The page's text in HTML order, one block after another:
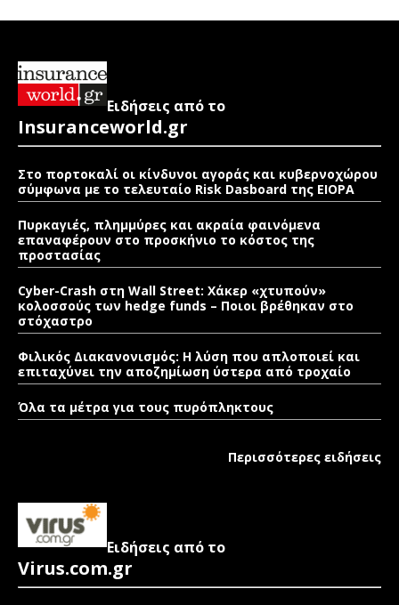
Ειδήσεις από το
Insuranceworld.gr
Στο πορτοκαλί οι κίνδυνοι αγοράς και κυβερνοχώρου
σύμφωνα με το τελευταίο Risk Dasboard της EIOPA
Πυρκαγιές, πλημμύρες και ακραία φαινόμενα
επαναφέρουν στο προσκήνιο το κόστος της
προστασίας
Cyber-Crash στη Wall Street: Χάκερ «χτυπούν»
κολοσσούς των hedge funds – Ποιοι βρέθηκαν στο
στόχαστρο
Φιλικός Διακανονισμός: Η λύση που απλοποιεί και
επιταχύνει την αποζημίωση ύστερα από τροχαίο
Όλα τα μέτρα για τους πυρόπληκτους
Περισσότερες ειδήσεις
Ειδήσεις από το
Virus.com.gr